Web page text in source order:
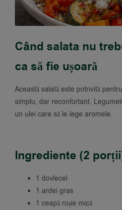
Când salata nu
ca să fie ușoară
Această salată este potrivită
simplu, dar reconfortant.
un ulei care să le lege aromele.
Ingrediente (2
1 dovlecel
1 ardei gras
1 ceapă roșie mică